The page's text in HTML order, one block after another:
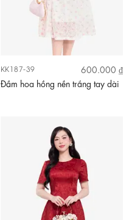
KK187-39
600.000 ₫
Đầm hoa hồng nền trắng tay dài